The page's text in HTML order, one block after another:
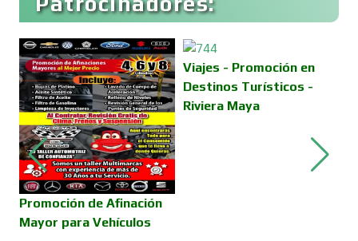
Construcciones en General
Contadores
Control de Plagas
Conversiones Automotrices
Viajes - Promoción en
Destinos Turísticos -
Riviera Maya